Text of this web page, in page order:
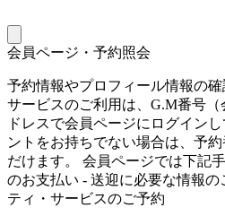
会員ページ・予約照会
予約情報やプロフィール情報の
サービスのご利用は、G.M番号
ドレスで会員ページにログイン
ントをお持ちでない場合は、予
だけます。 会員ページでは下記
のお支払い - 送迎に必要な情報
ティ・サービスのご予約